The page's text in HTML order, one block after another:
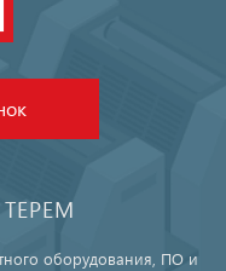
оборудования, ПО и